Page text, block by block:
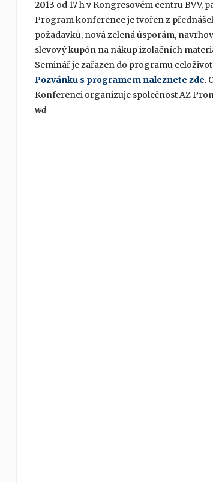
2013 od 17 h v Kongresovém centru BVV,
Program konference je tvořen z
požadavků, nová zelená úsporám,
slevový kupón na nákup izolačních
Seminář je zařazen do programu
Pozvánku s programem naleznete zde.
Konferenci organizuje společnost AZ
wd